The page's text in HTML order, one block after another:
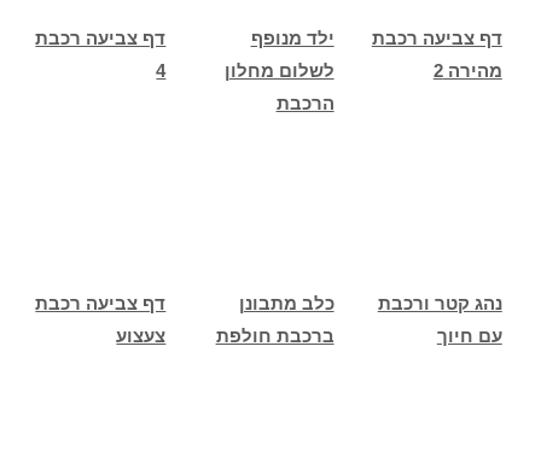
דף צביעה רכבת
4
ילד מנופף
לשלום מחלון
הרכבת
דף צביעה רכבת
מהירה 2
דף צביעה רכבת
צעצוע
כלב מתבונן
ברכבת חולפת
נהג קטר ורכבת
עם חיוך